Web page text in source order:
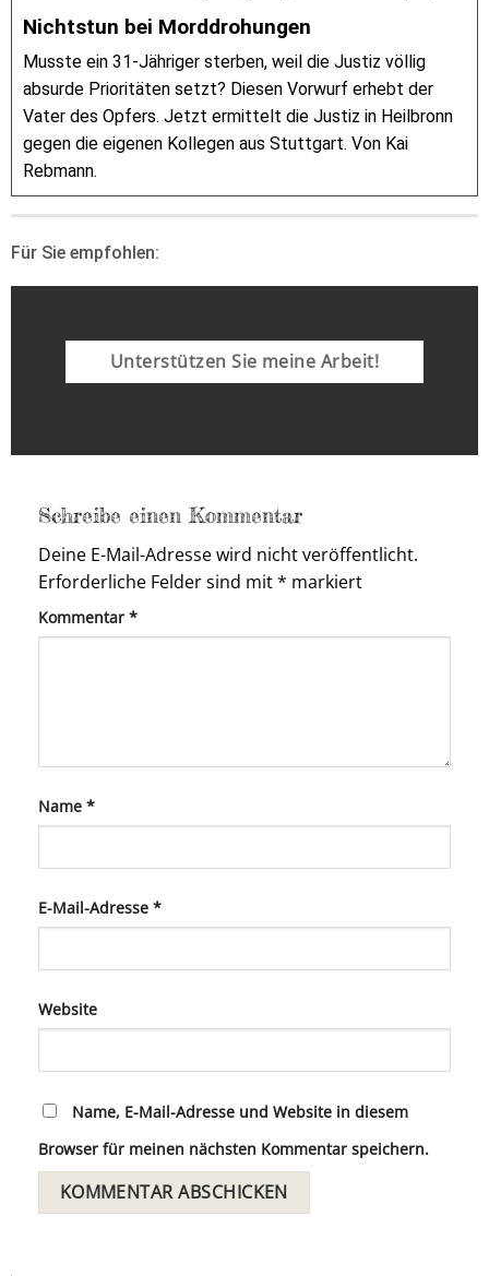
Nichtstun bei Morddrohungen
Musste ein 31-Jähriger sterben, weil die Justiz völlig
absurde Prioritäten setzt? Diesen Vorwurf erhebt der
Vater des Opfers. Jetzt ermittelt die Justiz in Heilbronn
gegen die eigenen Kollegen aus Stuttgart. Von Kai
Rebmann.
Für Sie empfohlen:
Unterstützen Sie meine Arbeit!
Schreibe einen Kommentar
Deine E-Mail-Adresse wird nicht veröffentlicht.
Erforderliche Felder sind mit* markiert
Kommentar *
Name *
E-Mail-Adresse *
Website
Name, E-Mail-Adresse und Website in diesem
Browser für meinen nächsten Kommentar speichern.